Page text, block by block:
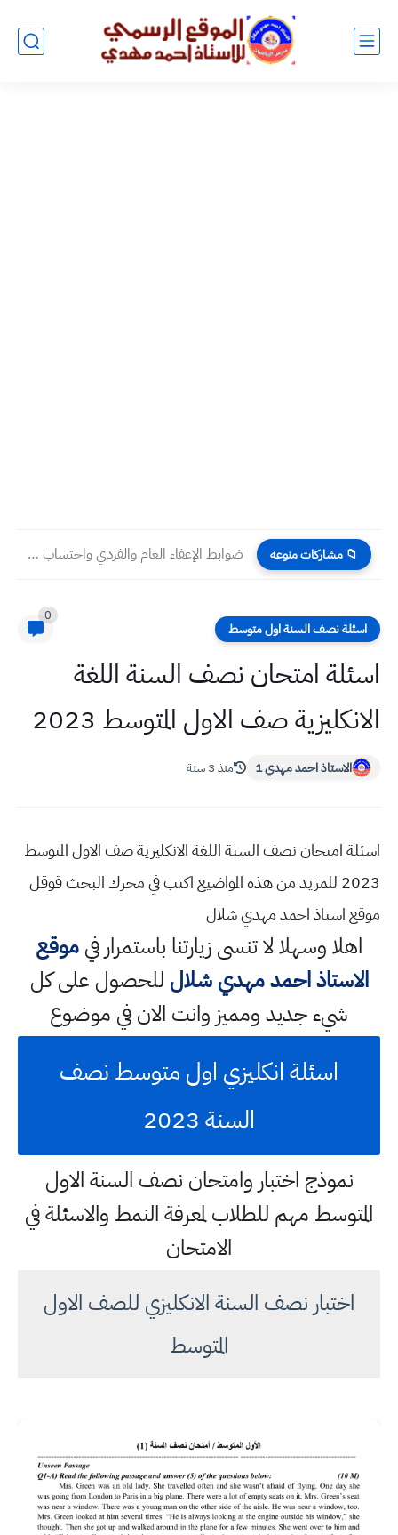
📁 مشاركات منوعه ضوابط الإعفاء العام والفردي واحتساب المعدل 2025-2026 في العراق (الشروط...
اسئلة نصف السنة اول متوسط
0
اسئلة امتحان نصف السنة اللغة
الانكليزية صف الاول المتوسط 2023
الاستاذ احمد مهدي 1 منذ 3 سنة
اسئلة امتحان نصف السنة اللغة الانكليزية صف الاول المتوسط
2023 للمزيد من هذه المواضيع اكتب في محرك البحث قوقل
موقع استاذ احمد مهدي شلال
اهلا وسهلالا تنسى زيارتنا باستمرار فيموقع
الاستاذ احمد مهدي شلال للحصول على كل
شيء جديد ومميز وانت الان في موضوع
اسئلة انكليزي اول متوسط نصف
السنة 2023
نموذج اختبار وامتحان نصف السنة الاول
المتوسط مهم للطلاب لمعرفة النمط والاسئلة في
الامتحان
اختبار نصف السنة الانكليزي للصف الاول
المتوسط